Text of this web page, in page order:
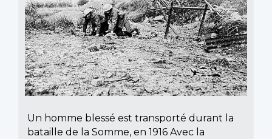
Un homme blessé est transporté durant la
bataille de la Somme, en 1916 Avec la